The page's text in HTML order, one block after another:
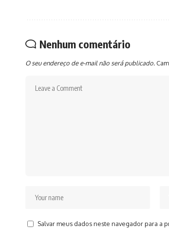
Nenhum comentário
O seu endereço de e-mail não será publicado.
Salvar meus dados neste navegador para a